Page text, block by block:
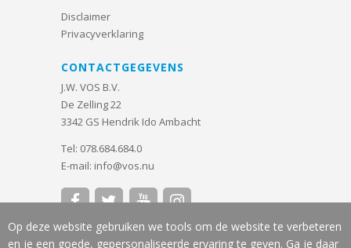
Disclaimer
Privacyverklaring
CONTACTGEGEVENS
J.W. VOS B.V.
De Zelling 22
3342 GS Hendrik Ido Ambacht
Tel: 078.684.684.0
E-mail: info@vos.nu
   
Op deze website gebruiken we tools om de website te verbeteren
en je een goede, gepersonaliseerde ervaring te geven. Ga je daar